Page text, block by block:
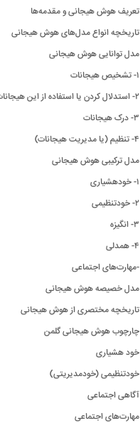
تعریف هوش هیجانی و مقدمه‌ها
تاریخچه انواع مدل‌های هوش هیجانی
مدل توانایی هوش هیجانی
۱- تشخیص هیجانات
۲- استدلال کردن یا استفاده از این هیجانات برای تسهیل تفکر و فعالیت فکری
۳- درک هیجانات
۴- تنظیم (یا مدیریت هیجانات)
مدل ترکیبی هوش هیجانی
۱- خودهشیاری
۲- خودتنظیمی
۳- انگیزه
۴- همدلی
-مهارت‌های اجتماعی
مدل خصیصه هوش هیجانی
تاریخچه مختصری از هوش هیجانی
چارچوب هوش هیجانی گلمن
خود هشیاری
خودتنظیمی (خودمدیریتی)
آگاهی اجتماعی
مهارت‌های اجتماعی